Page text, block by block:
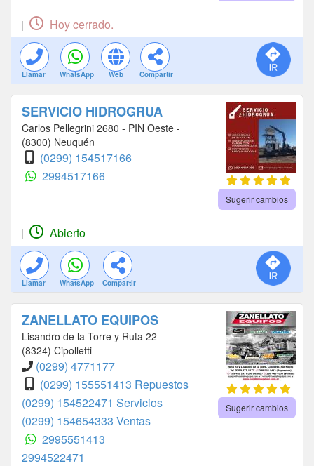
| Hoy cerrado.
Llamar WhatsApp Web Compartir
SERVICIO HIDROGRUA
Carlos Pellegrini 2680 - PIN Oeste -
(8300) Neuquén
(0299) 154517166
2994517166
Sugerir cambios
| Abierto
Llamar WhatsApp Compartir
ZANELLATO EQUIPOS
Lisandro de la Torre y Ruta 22 -
(8324) Cipolletti
(0299) 4771177
(0299) 155551413 Repuestos
(0299) 154522471 Servicios
(0299) 154654333 Ventas
2995551413
2994522471
Sugerir cambios